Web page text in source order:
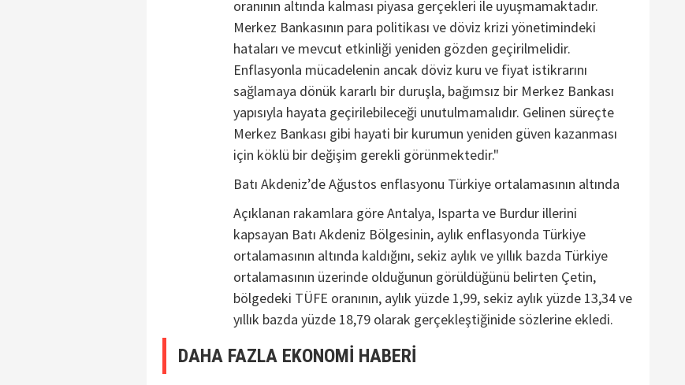
oranının altında kalması piyasa gerçekleri ile uyuşmamaktadır.
Merkez Bankasının para politikası ve döviz krizi yönetimindeki
hataları ve mevcut etkinliği yeniden gözden geçirilmelidir.
Enflasyonla mücadelenin ancak döviz kuru ve fiyat istikrarını
sağlamaya dönük kararlı bir duruşla, bağımsız bir Merkez Bankası
yapısıyla hayata geçirilebileceği unutulmamalıdır. Gelinen süreçte
Merkez Bankası gibi hayati bir kurumun yeniden güven kazanması
için köklü bir değişim gerekli görünmektedir."
Batı Akdeniz’de Ağustos enflasyonu Türkiye ortalamasının altında
Açıklanan rakamlara göre Antalya, Isparta ve Burdur illerini
kapsayan Batı Akdeniz Bölgesinin, aylık enflasyonda Türkiye
ortalamasının altında kaldığını, sekiz aylık ve yıllık bazda Türkiye
ortalamasının üzerinde olduğunun görüldüğünü belirten Çetin,
bölgedeki TÜFE oranının, aylık yüzde 1,99, sekiz aylık yüzde 13,34 ve
yıllık bazda yüzde 18,79 olarak gerçekleştiğinide sözlerine ekledi.
DAHA FAZLA EKONOMİ HABERİ